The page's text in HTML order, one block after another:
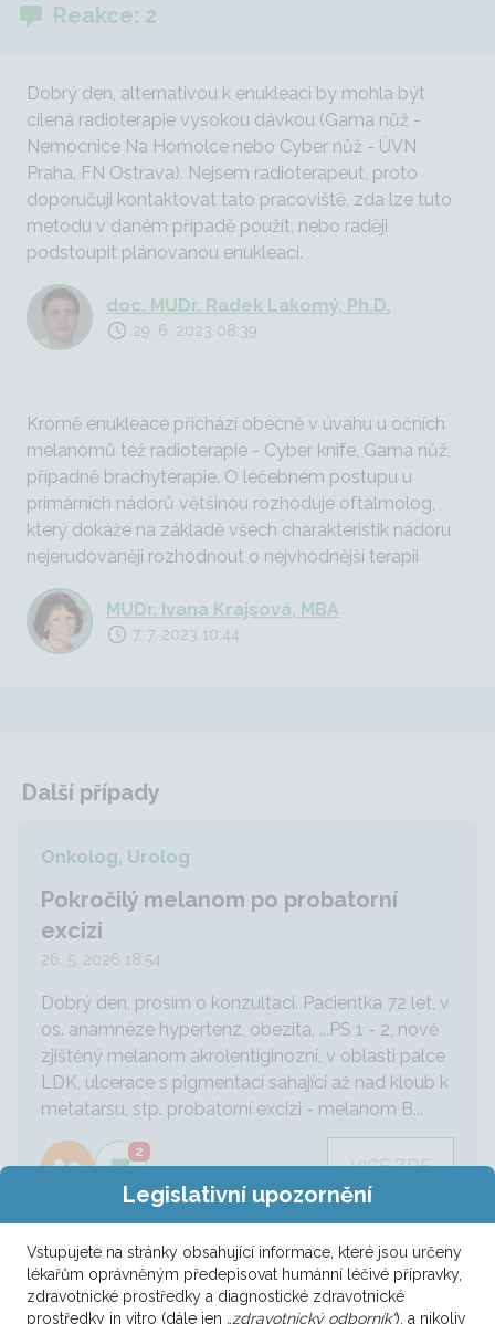
Reakce: 2
Dobrý den, alternativou k enukleaci by mohla být
cílená radioterapie vysokou dávkou (Gama nůž -
Nemocnice Na Homolce nebo Cyber nůž - ÚVN
Praha, FN Ostrava). Nejsem radioterapeut, proto
doporučuji kontaktovat tato pracoviště, zda lze tuto
metodu v daném případě použít, nebo raději
podstoupit plánovanou enukleaci.
doc. MUDr. Radek Lakomý, Ph.D.
29. 6. 2023 08:39
Kromě enukleace přichází obecně v úvahu u očních
melanomů též radioterapie - Cyber knife, Gama nůž,
případně brachyterapie. O léčebném postupu u
primárních nádorů většinou rozhoduje oftalmolog,
který dokáže na základě všech charakteristik nádoru
nejerudovaněji rozhodnout o nejvhodnější terapii
MUDr. Ivana Krajsová, MBA
7. 7. 2023 10:44
Další případy
Onkolog, Urolog
Pokročilý melanom po probatorní
excizi
26. 5. 2026 18:54
Dobrý den, prosím o konzultaci. Pacientka 72 let, v
os. anamnéze hypertenz, obezita, ...PS 1 - 2, nově
zjištěný melanom akrolentiginozní, v oblasti palce
LDK, ulcerace s pigmentací sahající až nad kloub k
metatarsu, stp. probatorní excizi - melanom B...
2
VÍCE ZDE
Onkolog, Urolog
Duplicitní maligní melanom po cílené
Legislativní upozornění
Vstupujete na stránky obsahující informace, které jsou určeny
lékařům oprávněným předepisovat humánní léčivé přípravky,
zdravotnické prostředky a diagnostické zdravotnické
prostředky in vitro (dále jen „zdravotnický odborník“), a nikoliv